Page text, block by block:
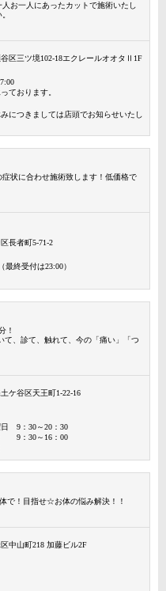
お一人にあったカットで施術いたし
谷区三ツ境102-18エクレールオオタⅡ1F
ております。
につきましては店頭でお知らせいたし
状に合わせ施術致します！低価格で
長者町5-71-2
最終受付は23:00）
！
て、診て、触れて、今の「痛い」「つ
ケ谷区天王町1-22-16
日 9：30～20：30
9：30～16：00
で！目指せ☆お体の悩み解決！！
中山町218 加藤ビル2F